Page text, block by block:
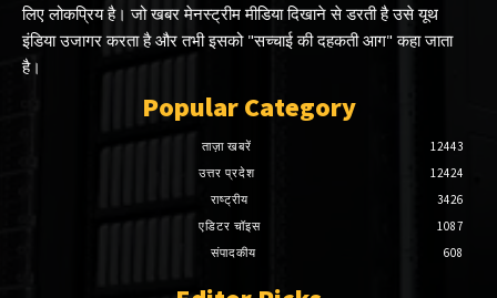
लिए लोकप्रिय है। जो खबर मेनस्ट्रीम मीडिया दिखाने से डरती है उसे यूथ
इंडिया उजागर करता है और तभी इसको "सच्चाई की दहकती आग" कहा जाता
है।
Popular Category
ताज़ा खबरें
12443
उत्तर प्रदेश
12424
राष्ट्रीय
3426
एडिटर चॉइस
1087
संपादकीय
608